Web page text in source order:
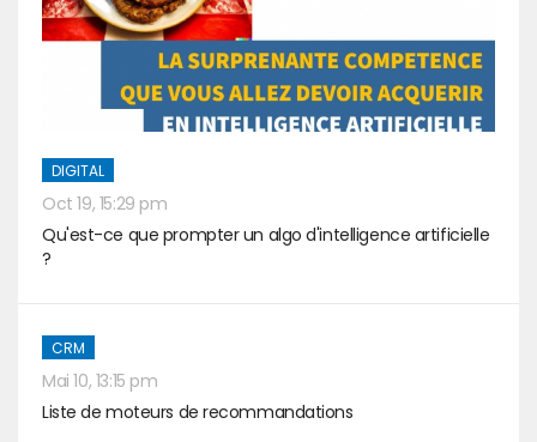
DIGITAL
Oct 19, 15:29 pm
Qu'est-ce que prompter un algo d'intelligence artificielle
?
CRM
Mai 10, 13:15 pm
Liste de moteurs de recommandations